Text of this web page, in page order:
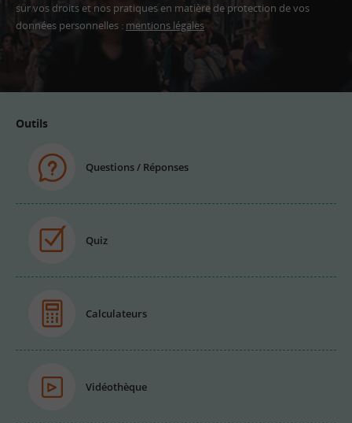
sur vos droits et nos pratiques en matière de protection de vos
données personnelles : mentions légales
Outils
Questions / Réponses
Quiz
Calculateurs
Vidéothèque